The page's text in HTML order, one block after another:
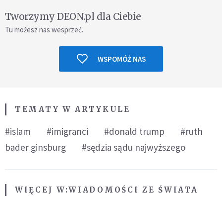
Tworzymy DEON.pl dla Ciebie
Tu możesz nas wesprzeć.
WSPOMÓŻ NAS
TEMATY W ARTYKULE
#islam #imigranci #donald trump
#ruth
bader ginsburg
#sędzia sądu najwyższego
WIĘCEJ W:WIADOMOŚCI ZE ŚWIATA